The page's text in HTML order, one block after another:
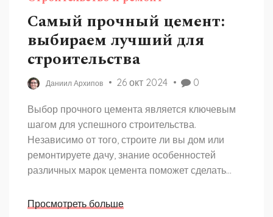
Самый прочный цемент:
выбираем лучший для
строительства
Даниил Архипов 26 окт 2024 0
Выбор прочного цемента является ключевым
шагом для успешного строительства.
Независимо от того, строите ли вы дом или
ремонтируете дачу, знание особенностей
различных марок цемента поможет сделать
основные характеристики цемента, советы по
Просмотреть больше